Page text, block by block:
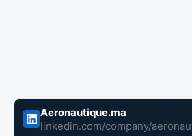
Aeronautique.ma
linkedin.com/company/